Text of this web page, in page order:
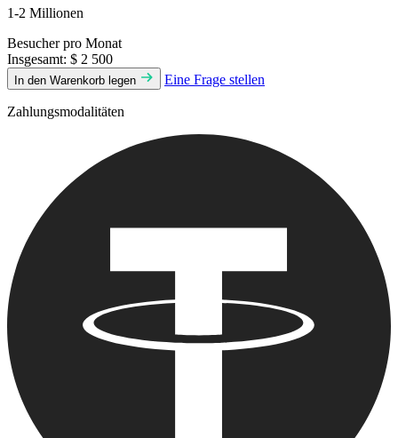
1-2 Millionen
Besucher pro Monat
Insgesamt: $ 2 500
In den Warenkorb legen Eine Frage stellen
Zahlungsmodalitäten